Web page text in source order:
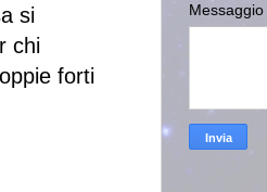
si
chi
forti
Messaggio